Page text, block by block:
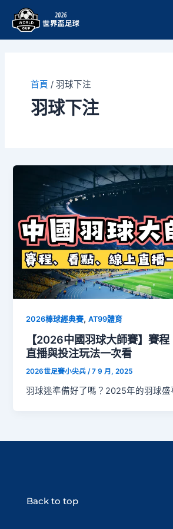
首頁 / 羽球下注
羽球下注
2026棒球經典賽,AT99體育
【2026中國羽球大師賽】賽
直播與投注玩法一次看
2026世足賽小尖兵/7 9 月, 2025
羽球迷準備好了嗎？2025年的羽球
Back to top